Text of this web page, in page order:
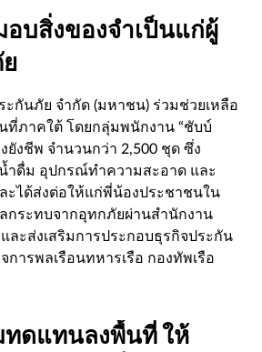
อบสิ่งของจำเป็นแก่ผู้
กันภัย จำกัด (มหาชน) ร่วมช่วยเหลือ
ที่ภาคใต้ โดยกลุ่มพนักงาน “ชับบ์
ยังชีพ จำนวนกว่า 2,500 ชุด ซึ่ง
ำดื่ม อุปกรณ์ทำความสะอาด และ
ะได้ส่งต่อให้แก่พี่น้องประชาชนใน
กระทบจากอุทกภัยผ่านสำนักงาน
ะส่งเสริมการประกอบธุรกิจประกัน
การพลเรือนทหารเรือ กองทัพเรือ
ทดแทนลงพื้นที่ ให้